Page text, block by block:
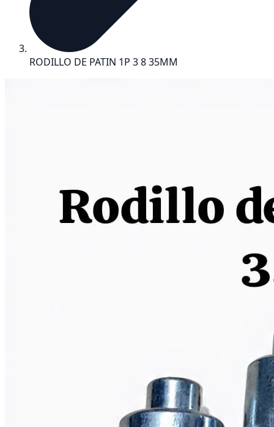
RODILLO DE PATIN 1P 3 8 35MM